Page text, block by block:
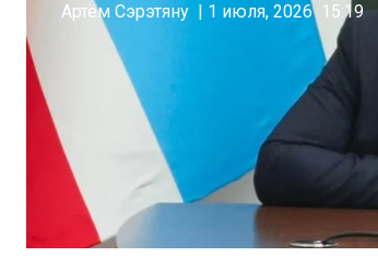
Артём Сэрэтяну | 1 июля, 2026 15:19